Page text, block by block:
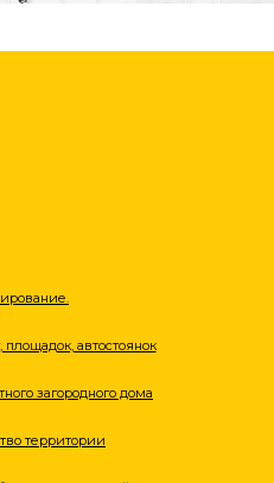
площадок, автостоянок
загородного дома
территории